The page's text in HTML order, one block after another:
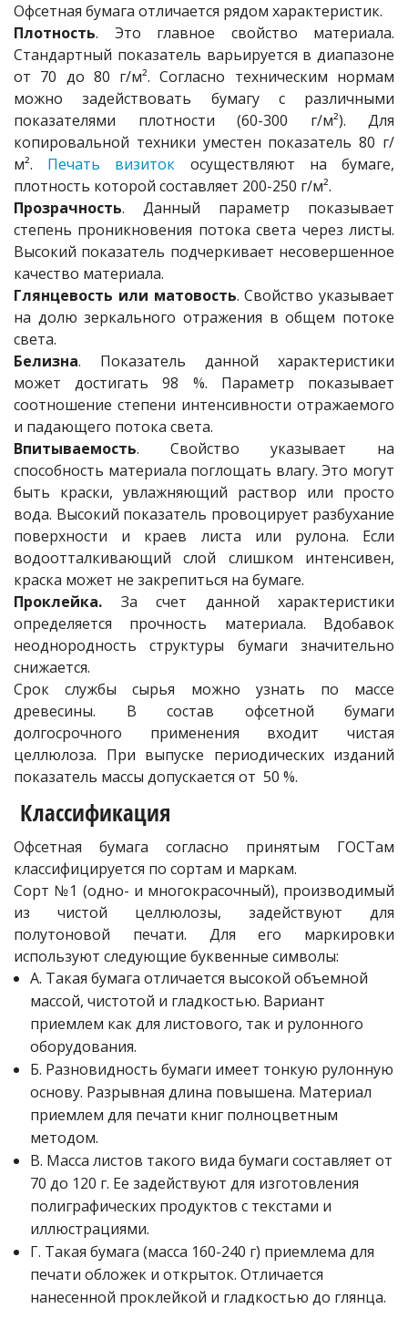
Офсетная бумага отличается рядом характеристик.
Плотность. Это главное свойство материала.
Стандартный показатель варьируется в диапазоне
от 70 до 80 г/м². Согласно техническим нормам
можно задействовать бумагу с различными
показателями плотности (60-300 г/м²). Для
копировальной техники уместен показатель 80 г/
м². Печать визиток осуществляют на бумаге,
плотность которой составляет 200-250 г/м².
Прозрачность. Данный параметр показывает
степень проникновения потока света через листы.
Высокий показатель подчеркивает несовершенное
качество материала.
Глянцевость или матовость. Свойство указывает
на долю зеркального отражения в общем потоке
света.
Белизна. Показатель данной характеристики
может достигать 98 %. Параметр показывает
соотношение степени интенсивности отражаемого
и падающего потока света.
Впитываемость. Свойство указывает на
способность материала поглощать влагу. Это могут
быть краски, увлажняющий раствор или просто
вода. Высокий показатель провоцирует разбухание
поверхности и краев листа или рулона. Если
водоотталкивающий слой слишком интенсивен,
краска может не закрепиться на бумаге.
Проклейка. За счет данной характеристики
определяется прочность материала. Вдобавок
неоднородность структуры бумаги значительно
снижается.
Срок службы сырья можно узнать по массе
древесины. В состав офсетной бумаги
долгосрочного применения входит чистая
целлюлоза. При выпуске периодических изданий
показатель массы допускается от 50 %.
Классификация
Офсетная бумага согласно принятым ГОСТам
классифицируется по сортам и маркам.
Сорт №1 (одно- и многокрасочный), производимый
из чистой целлюлозы, задействуют для
полутоновой печати. Для его маркировки
используют следующие буквенные символы:
А. Такая бумага отличается высокой объемной
массой, чистотой и гладкостью. Вариант
приемлем как для листового, так и рулонного
оборудования.
Б. Разновидность бумаги имеет тонкую рулонную
основу. Разрывная длина повышена. Материал
приемлем для печати книг полноцветным
методом.
В. Масса листов такого вида бумаги составляет от
70 до 120 г. Ее задействуют для изготовления
полиграфических продуктов с текстами и
иллюстрациями.
Г. Такая бумага (масса 160-240 г) приемлема для
печати обложек и открыток. Отличается
нанесенной проклейкой и гладкостью до глянца.